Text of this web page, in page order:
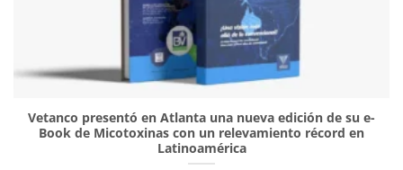
Vetanco presentó en Atlanta una nueva edición de su e-
Book de Micotoxinas con un relevamiento récord en
Latinoamérica